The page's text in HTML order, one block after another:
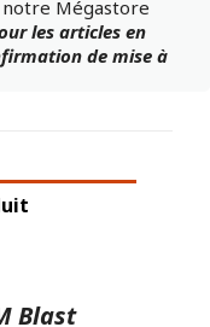
Mégastore
les articles en
de mise à
Blast